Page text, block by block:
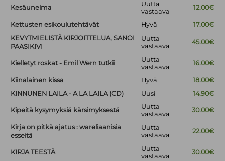
Kesäunelma
Uutta
vastaava
12.00€
Kettusten esikoulutehtävät Hyvä
17.00€
KEVYTMIELISTÄ KIRJOITTELUA, SANOI
PAASIKIVI
Uutta
vastaava
45.00€
Kielletyt roskat - Emil Wern tutkii
Uutta
vastaava
16.00€
Kiinalainen kissa Hyvä
18.00€
KINNUNEN LAILA - A LA LAILA (CD)
Uusi 14.90€
Kipeitä kysymyksiä kärsimyksestä
Uutta
vastaava
30.00€
Kirja on pitkä ajatus : wareliaanisia
esseitä
Uutta
vastaava
22.00€
KIRJA TEESTÄ
Uutta
vastaava
30.00€